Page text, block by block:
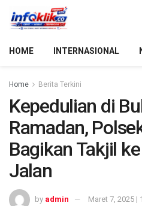
HOME INTERNASIONAL
Home Berita Terkini
Kepedulian di
Ramadan,
Bagikan Takjil
Jalan
by admin Maret 7, 2025 |